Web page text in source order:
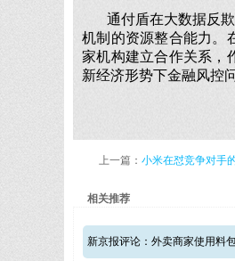
通付盾在大数据反
机制的资源整合能力。
家机构建立合作关系，
新经济形势下金融风控
上一篇： 小米在怼竞争对手
相关推荐
新京报评论：外卖商家使用料